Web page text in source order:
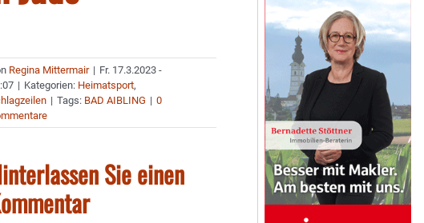
Regina Mittermair | Fr. 17.3.2023 -
| Kategorien: Heimatsport,
| Tags: BAD AIBLING | 0
Sie einen